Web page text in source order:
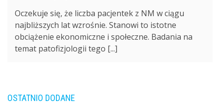
Oczekuje się, że liczba pacjentek z NM w ciągu
najbliższych lat wzrośnie. Stanowi to istotne
obciążenie ekonomiczne i społeczne. Badania na
temat patofizjologii tego [...]
OSTATNIO DODANE